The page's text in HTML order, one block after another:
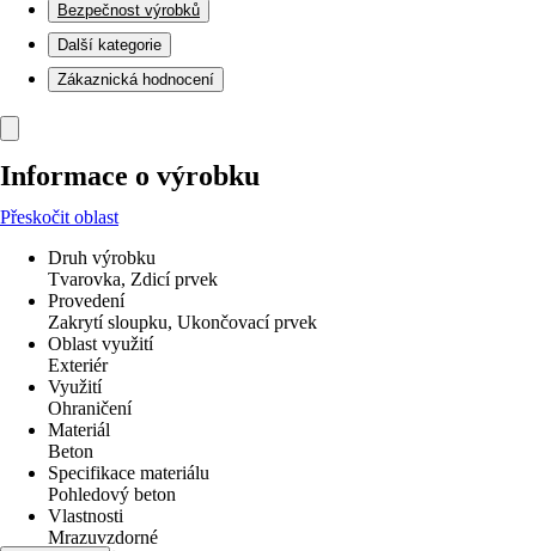
Bezpečnost výrobků
Další kategorie
Zákaznická hodnocení
Informace o výrobku
Přeskočit oblast
Druh výrobku
Tvarovka, Zdicí prvek
Provedení
Zakrytí sloupku, Ukončovací prvek
Oblast využití
Exteriér
Využití
Ohraničení
Materiál
Beton
Specifikace materiálu
Pohledový beton
Vlastnosti
Mrazuvzdorné